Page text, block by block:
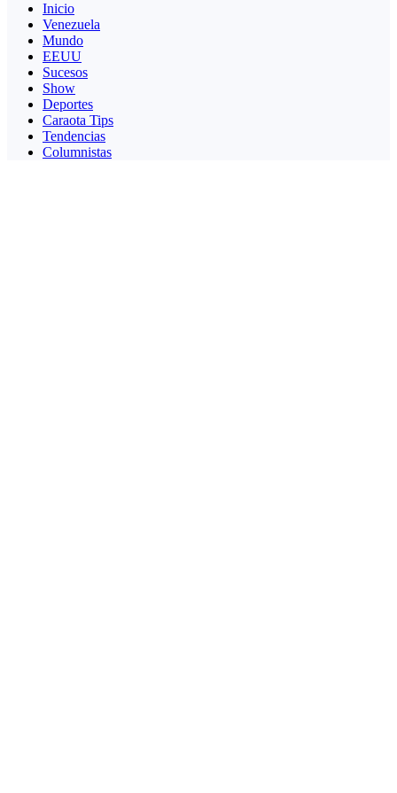
Inicio
Venezuela
Mundo
EEUU
Sucesos
Show
Deportes
Caraota Tips
Tendencias
Columnistas